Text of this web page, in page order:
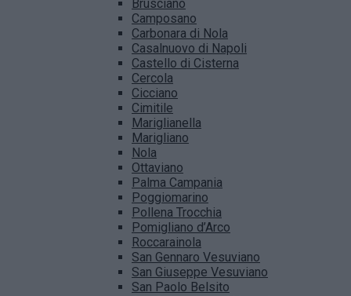
Brusciano
Camposano
Carbonara di Nola
Casalnuovo di Napoli
Castello di Cisterna
Cercola
Cicciano
Cimitile
Mariglianella
Marigliano
Nola
Ottaviano
Palma Campania
Poggiomarino
Pollena Trocchia
Pomigliano d’Arco
Roccarainola
San Gennaro Vesuviano
San Giuseppe Vesuviano
San Paolo Belsito